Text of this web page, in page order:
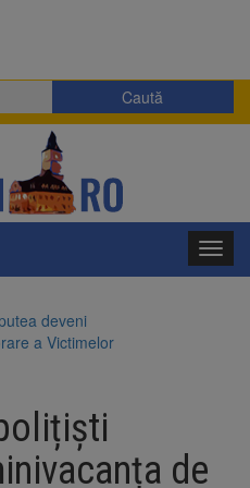
deveni
a Victimelor
lângă Piața
la apelul
de energie.
de